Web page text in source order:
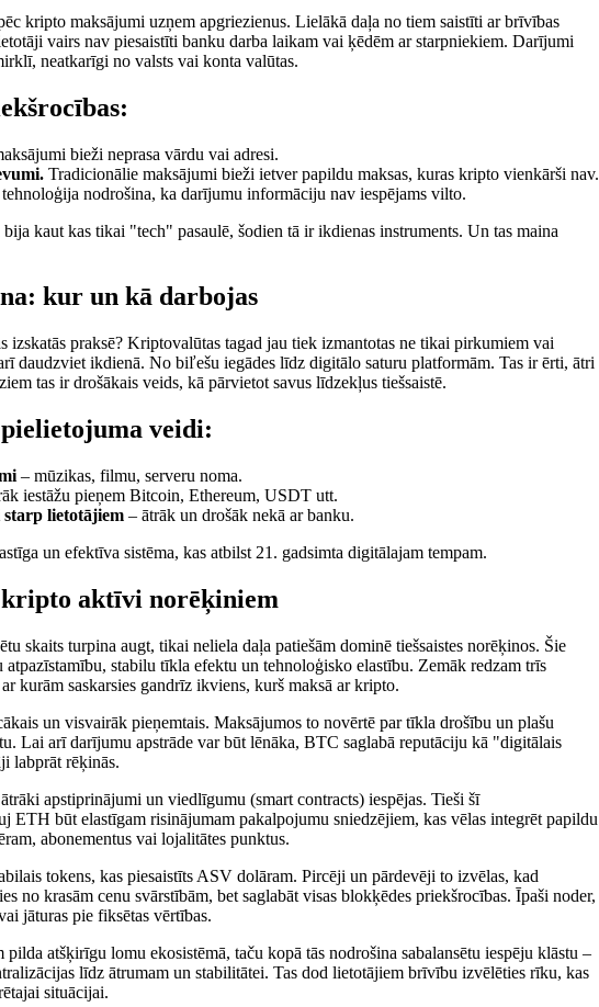
kripto maksājumi uzņem apgriezienus. Lielākā daļa no tiem saistīti ar brīvības
vairs nav piesaistīti banku darba laikam vai ķēdēm ar starpniekiem. Darījumi
neatkarīgi no valsts vai konta valūtas.
bieži neprasa vārdu vai adresi.
Tradicionālie maksājumi bieži ietver papildu maksas, kuras kripto vienkārši nav.
nodrošina, ka darījumu informāciju nav iespējams vilto.
kaut kas tikai "tech" pasaulē, šodien tā ir ikdienas instruments. Un tas maina
kur un kā darbojas
izskatās praksē? Kriptovalūtas tagad jau tiek izmantotas ne tikai pirkumiem vai
daudzviet ikdienā. No biľešu iegādes līdz digitālo saturu platformām. Tas ir ērti, ātri
tas ir drošākais veids, kā pārvietot savus līdzekļus tiešsaistē.
veidi:
– mūzikas, filmu, serveru noma.
iestāžu pieņem Bitcoin, Ethereum, USDT utt.
starp lietotājiem – ātrāk un drošāk nekā ar banku.
un efektīva sistēma, kas atbilst 21. gadsimta digitālajam tempam.
aktīvi norēķiniem
skaits turpina augt, tikai neliela daļa patiešām dominē tiešsaistes norēķinos. Šie
atpazīstamību, stabilu tīkla efektu un tehnoloģisko elastību. Zemāk redzam trīs
kurām saskarsies gandrīz ikviens, kurš maksā ar kripto.
un visvairāk pieņemtais. Maksājumos to novērtē par tīkla drošību un plašu
Lai arī darījumu apstrāde var būt lēnāka, BTC saglabā reputāciju kā "digitālais
labprāt rēķinās.
apstiprinājumi un viedlīgumu (smart contracts) iespējas. Tieši šī
ETH būt elastīgam risinājumam pakalpojumu sniedzējiem, kas vēlas integrēt papildu
abonementus vai lojalitātes punktus.
tokens, kas piesaistīts ASV dolāram. Pircēji un pārdevēji to izvēlas, kad
no krasām cenu svārstībām, bet saglabāt visas blokķēdes priekšrocības. Īpaši noder,
jāturas pie fiksētas vērtības.
atšķirīgu lomu ekosistēmā, taču kopā tās nodrošina sabalansētu iespēju klāstu –
līdz ātrumam un stabilitātei. Tas dod lietotājiem brīvību izvēlēties rīku, kas
situācijai.